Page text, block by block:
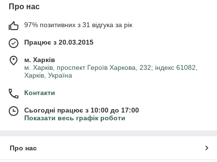
Про нас
97% позитивних з 31 відгука за рік
Працює з 20.03.2015
м. Харків
м. Харків, проспект Героїв Харкова, 232; індекс 61082,
Харків, Україна
Контакти
Сьогодні працює з 10:00 до 17:00
Показати весь графік роботи
Про нас